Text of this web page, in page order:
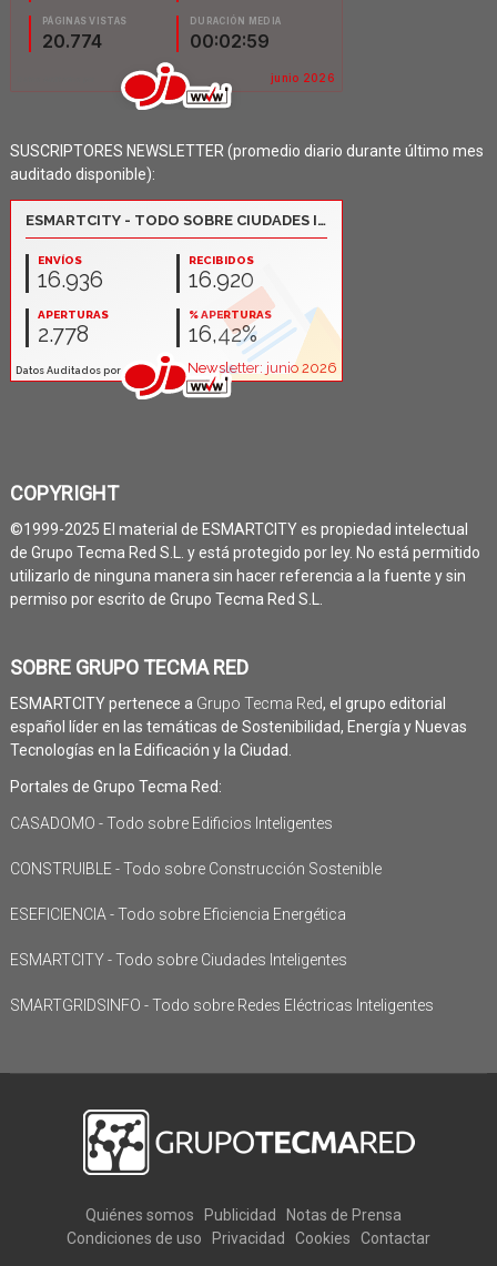
SUSCRIPTORES NEWSLETTER (promedio diario durante último mes
auditado disponible):
COPYRIGHT
©1999-2025 El material de ESMARTCITY es propiedad intelectual
de Grupo Tecma Red S.L. y está protegido por ley. No está permitido
utilizarlo de ninguna manera sin hacer referencia a la fuente y sin
permiso por escrito de Grupo Tecma Red S.L.
SOBRE GRUPO TECMA RED
ESMARTCITY pertenece a Grupo Tecma Red, el grupo editorial
español líder en las temáticas de Sostenibilidad, Energía y Nuevas
Tecnologías en la Edificación y la Ciudad.
Portales de Grupo Tecma Red:
CASADOMO - Todo sobre Edificios Inteligentes
CONSTRUIBLE - Todo sobre Construcción Sostenible
ESEFICIENCIA - Todo sobre Eficiencia Energética
ESMARTCITY - Todo sobre Ciudades Inteligentes
SMARTGRIDSINFO - Todo sobre Redes Eléctricas Inteligentes
Quiénes somos Publicidad
Notas de Prensa
Condiciones de uso
Privacidad Cookies Contactar